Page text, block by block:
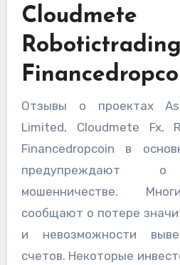
Отзывы о проектах
Limited, Cloudmete Fx,
Financedropcoin в
предупреждают о
мошенничестве.
сообщают о потере
и невозможности
счетов. Некоторые